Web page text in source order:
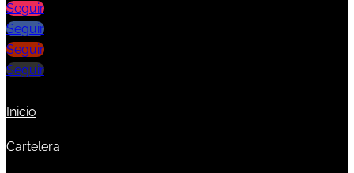
Seguir
Seguir
Seguir
Seguir
Inicio
Cartelera